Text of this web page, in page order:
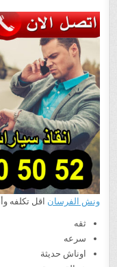
ونش الفرسان اقل تكلفه
ثقه
سرعه
اوناش حديثة